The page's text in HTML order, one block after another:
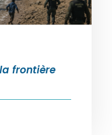
frontière